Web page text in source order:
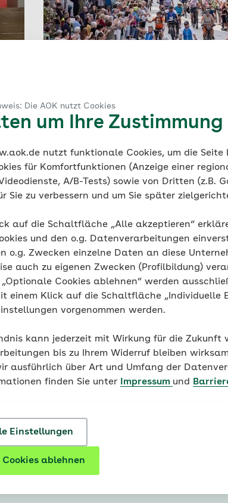
Die AOK nutzt Cookies
um Ihre Zustimmung
nutzt funktionale Cookies, um die
für Komfortfunktionen (Anzeige einer
A/B-Tests) sowie von Dritten (z.B.
Sie zu verbessern und um Sie später
auf die Schaltfläche „Alle akzeptieren“
und den o.g. Datenverarbeitungen
o.g. Zwecken einzelne Daten an diese
auch zu eigenen Zwecken (Profilbildung)
Cookies ablehnen“ werden
einem Klick auf die Schaltfläche „Individuelle
vorgenommen werden.
kann jederzeit mit Wirkung für die Zukunft
bis zu Ihrem Widerruf bleiben
ausführlich über Art und Umfang der
finden Sie unter
Impressum und
Einstellungen
ablehnen
gemeinsam die 35. BR-Radltour vom 2.
August 2026.
Alle Nachrichten
Ausgezeichnete Leistungen.
Die AOK Bayern ist eine vielfach
Zeitschriften haben die Krankenkasse